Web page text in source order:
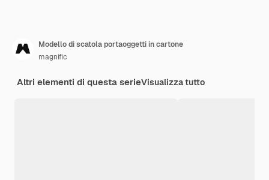
Modello di scatola portaoggetti in cartone
magnific
Altri elementi di questa serieVisualizza tutto